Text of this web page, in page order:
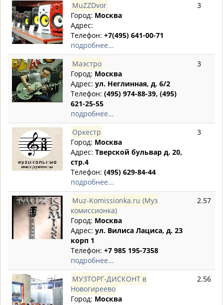
MuZZDvor
Город: Москва
Адрес:
Телефон: +7(495) 641-00-71
подробнее...
3
Маэстро
Город: Москва
Адрес: ул. Неглинная, д. 6/2
Телефон: (495) 974-88-39, (495)
621-25-55
подробнее...
3
Оркестр
Город: Москва
Адрес: Тверской бульвар д. 20,
стр.4
Телефон: (495) 629-84-44
подробнее...
3
Muz-Komissionka.ru (Муз
комиссионка)
Город: Москва
Адрес: ул. Вилиса Лациса, д. 23
корп 1
Телефон: +7 985 195-7358
подробнее...
2.57
МУЗТОРГ-ДИСКОНТ в
Новогиреево
Город: Москва
2.56